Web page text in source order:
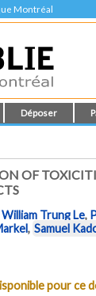
Montréal
Déposer
OF
William Trung Le,
, Samuel
pour ce